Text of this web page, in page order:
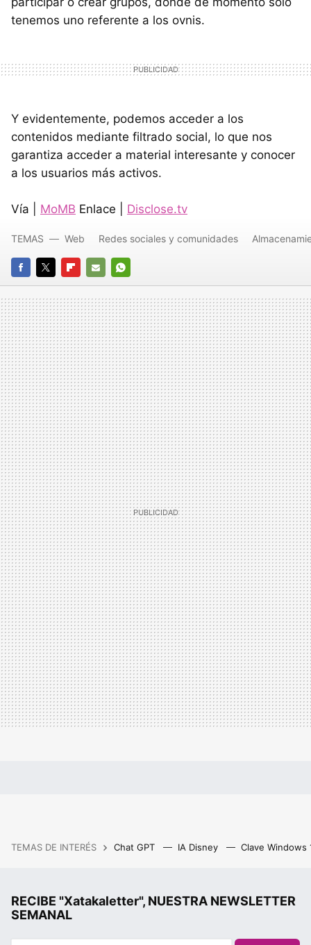
tenemos uno referente a los ovnis.
Y evidentemente, podemos acceder a los
contenidos mediante filtrado social, lo que nos
garantiza acceder a material interesante y conocer
a los usuarios más activos.
Vía | MoMB Enlace | Disclose.tv
FACEBOOK
TWITTERFLIPBOARD
E-
MAIL
WHATSAPP
TEMAS Web Redes sociales y comunidades
TEMAS DE INTERÉS Chat GPT IA Disney Clave Windows
RECIBE "Xatakaletter", NUESTRA NEWSLETTER
SEMANAL